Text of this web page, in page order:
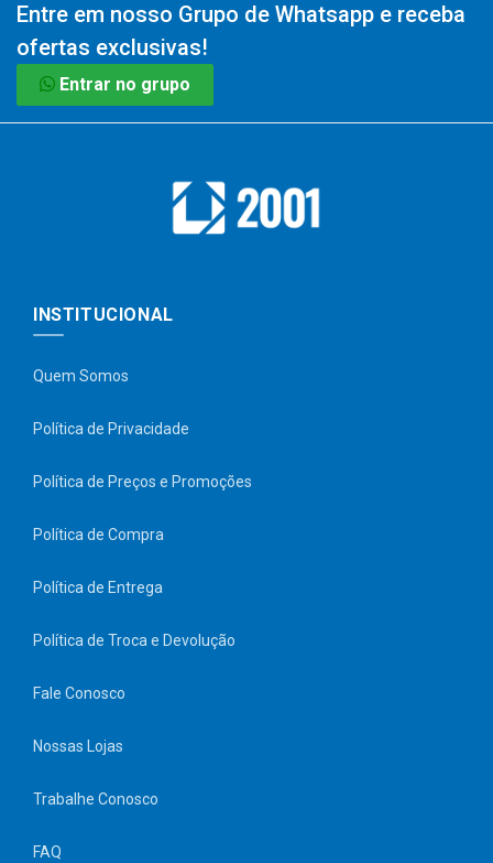
Entre em nosso Grupo de Whatsapp e receba
ofertas exclusivas!
Entrar no grupo
INSTITUCIONAL
Quem Somos
Política de Privacidade
Política de Preços e Promoções
Política de Compra
Política de Entrega
Política de Troca e Devolução
Fale Conosco
Nossas Lojas
Trabalhe Conosco
FAQ